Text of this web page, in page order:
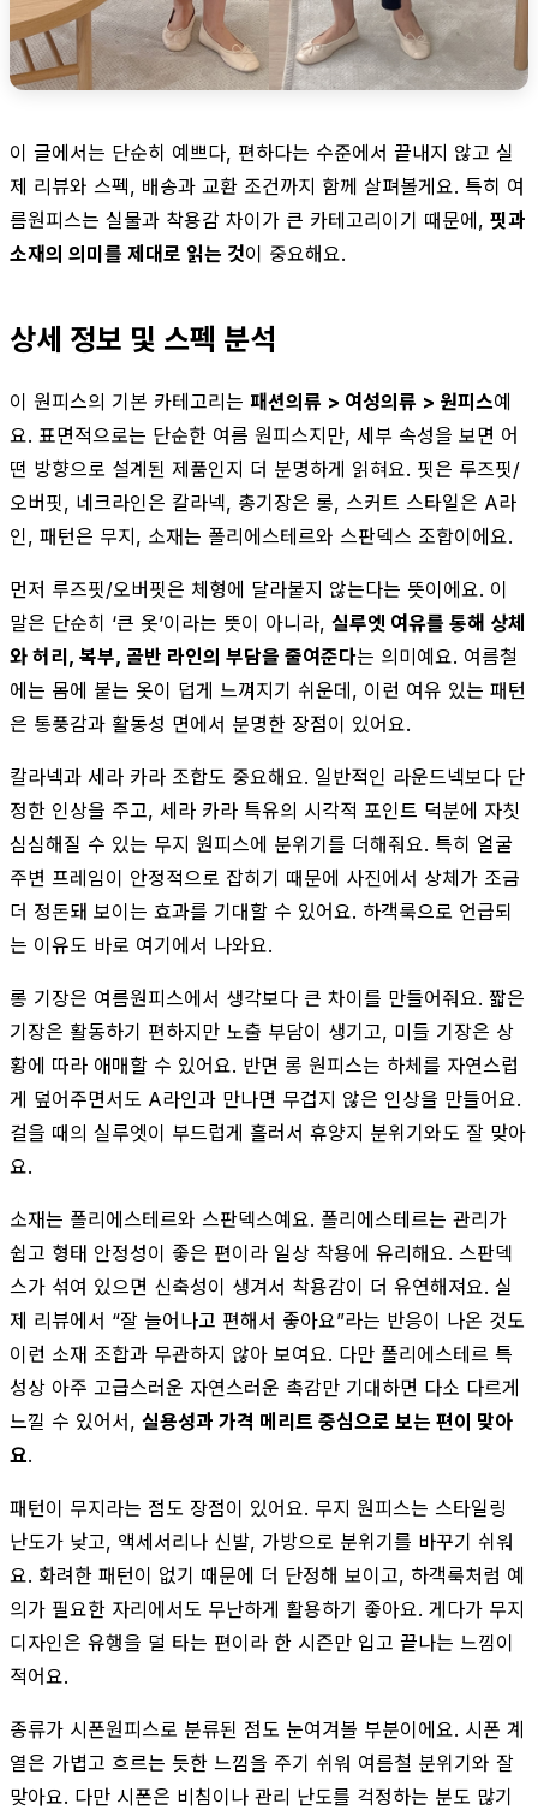
이 글에서는 단순히 예쁘다, 편하다는 수준에서 끝내지 않고 실
제 리뷰와 스펙, 배송과 교환 조건까지 함께 살펴볼게요. 특히 여
름원피스는 실물과 착용감 차이가 큰 카테고리이기 때문에, 핏과
소재의 의미를 제대로 읽는 것이 중요해요.
상세 정보 및 스펙 분석
이 원피스의 기본 카테고리는 패션의류 > 여성의류 > 원피스예
요. 표면적으로는 단순한 여름 원피스지만, 세부 속성을 보면 어
떤 방향으로 설계된 제품인지 더 분명하게 읽혀요. 핏은 루즈핏/
오버핏, 네크라인은 칼라넥, 총기장은 롱, 스커트 스타일은 A라
인, 패턴은 무지, 소재는 폴리에스테르와 스판덱스 조합이에요.
먼저 루즈핏/오버핏은 체형에 달라붙지 않는다는 뜻이에요. 이
말은 단순히 ‘큰 옷’이라는 뜻이 아니라, 실루엣 여유를 통해 상체
와 허리, 복부, 골반 라인의 부담을 줄여준다는 의미예요. 여름철
에는 몸에 붙는 옷이 덥게 느껴지기 쉬운데, 이런 여유 있는 패턴
은 통풍감과 활동성 면에서 분명한 장점이 있어요.
칼라넥과 세라 카라 조합도 중요해요. 일반적인 라운드넥보다 단
정한 인상을 주고, 세라 카라 특유의 시각적 포인트 덕분에 자칫
심심해질 수 있는 무지 원피스에 분위기를 더해줘요. 특히 얼굴
주변 프레임이 안정적으로 잡히기 때문에 사진에서 상체가 조금
더 정돈돼 보이는 효과를 기대할 수 있어요. 하객룩으로 언급되
는 이유도 바로 여기에서 나와요.
롱 기장은 여름원피스에서 생각보다 큰 차이를 만들어줘요. 짧은
기장은 활동하기 편하지만 노출 부담이 생기고, 미들 기장은 상
황에 따라 애매할 수 있어요. 반면 롱 원피스는 하체를 자연스럽
게 덮어주면서도 A라인과 만나면 무겁지 않은 인상을 만들어요.
걸을 때의 실루엣이 부드럽게 흘러서 휴양지 분위기와도 잘 맞아
요.
소재는 폴리에스테르와 스판덱스예요. 폴리에스테르는 관리가
쉽고 형태 안정성이 좋은 편이라 일상 착용에 유리해요. 스판덱
스가 섞여 있으면 신축성이 생겨서 착용감이 더 유연해져요. 실
제 리뷰에서 “잘 늘어나고 편해서 좋아요”라는 반응이 나온 것도
이런 소재 조합과 무관하지 않아 보여요. 다만 폴리에스테르 특
성상 아주 고급스러운 자연스러운 촉감만 기대하면 다소 다르게
느낄 수 있어서, 실용성과 가격 메리트 중심으로 보는 편이 맞아
요.
패턴이 무지라는 점도 장점이 있어요. 무지 원피스는 스타일링
난도가 낮고, 액세서리나 신발, 가방으로 분위기를 바꾸기 쉬워
요. 화려한 패턴이 없기 때문에 더 단정해 보이고, 하객룩처럼 예
의가 필요한 자리에서도 무난하게 활용하기 좋아요. 게다가 무지
디자인은 유행을 덜 타는 편이라 한 시즌만 입고 끝나는 느낌이
적어요.
종류가 시폰원피스로 분류된 점도 눈여겨볼 부분이에요. 시폰 계
열은 가볍고 흐르는 듯한 느낌을 주기 쉬워 여름철 분위기와 잘
맞아요. 다만 시폰은 비침이나 관리 난도를 걱정하는 분도 많기